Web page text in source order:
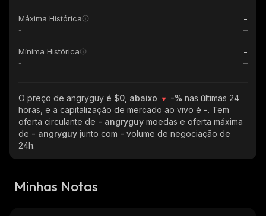
Máxima Histórica -
-
Mínima Histórica -
-
O preço de angryguy é $0, abaixo -% nas últimas 24
horas, e a capitalização de mercado ao vivo é -. Tem
oferta circulante de - angryguy moedas e oferta máxima
de - angryguy junto com - volume de negociação de
24h.
Minhas Notas